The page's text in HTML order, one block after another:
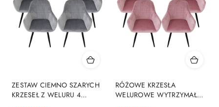
ZESTAW CIEMNO SZARYCH
KRZESEŁ Z WELURU 4
RÓŻOWE KRZESŁA
WELUROWE WYTRZYMAŁE